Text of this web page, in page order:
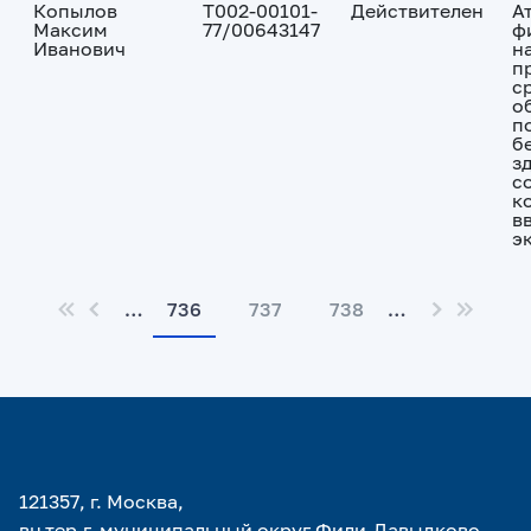
Копылов
Максим
Иванович
Т002-00101-
77/00643147
Действителен
… 736 737 738 …
121357, г. Москва,